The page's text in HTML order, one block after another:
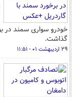
گذاشت.
۲۹ اردیبهشت ۰۱ - ۱۱:۵۱